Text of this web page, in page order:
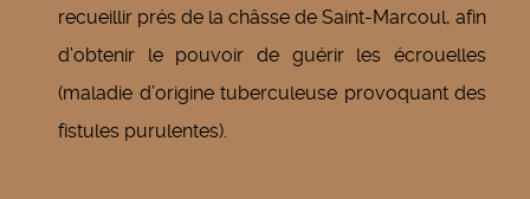
recueillir prés de la châsse de Saint-Marcoul, afin
d’obtenir le pouvoir de guérir les écrouelles
(maladie d’origine tuberculeuse provoquant des
fistules purulentes).